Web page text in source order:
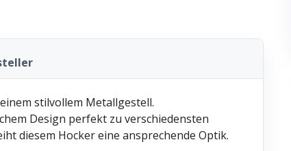
stilvollem Metallgestell.
Design perfekt zu verschiedensten
diesem Hocker eine ansprechende Optik.